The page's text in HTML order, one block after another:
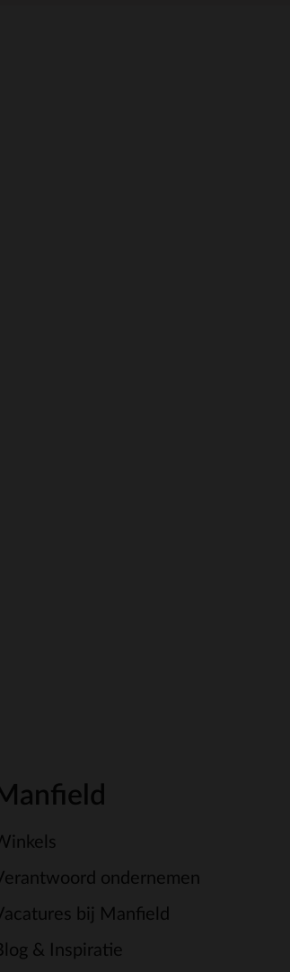
ondernemen
bij Manfield
& Inspiratie